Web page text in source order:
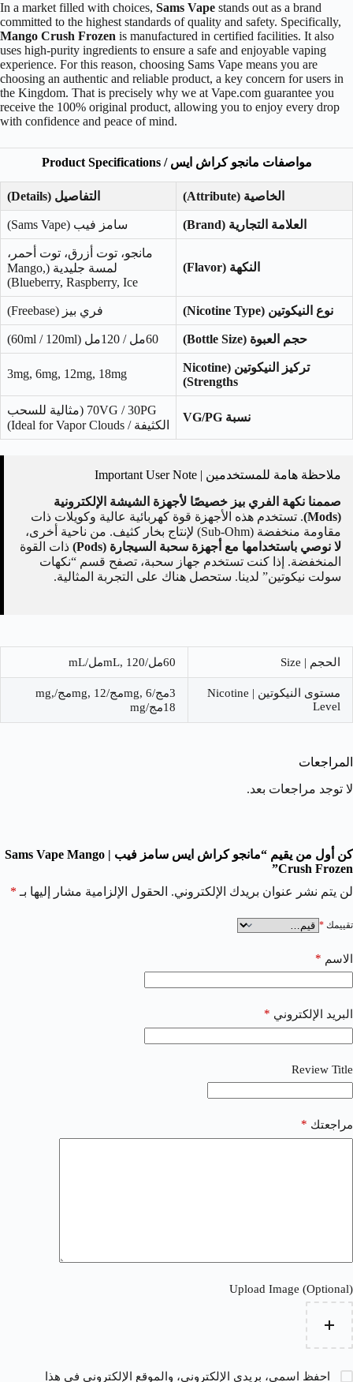
In a market filled with choices, Sams Vape stands out as a brand
committed to the highest standards of quality and safety. Specifically,
Mango Crush Frozen is manufactured in certified facilities. It also
uses high-purity ingredients to ensure a safe and enjoyable vaping
experience. For this reason, choosing Sams Vape means you are
choosing an authentic and reliable product, a key concern for users in
the Kingdom. That is precisely why we at Vape.com guarantee you
receive the 100% original product, allowing you to enjoy every drop
with confidence and peace of mind.
مواصفات مانجو كراش ايس / Product Specifications
الخاصية (Attribute) التفاصيل (Details)
العلامة التجارية (Brand) سامز فيب (Sams Vape)
النكهة (Flavor)
مانجو، توت أزرق، توت أحمر،
لمسة جليدية (Mango,
Blueberry, Raspberry, Ice)
نوع النيكوتين (Nicotine Type) فري بيز (Freebase)
حجم العبوة (Bottle Size) 60مل / 120مل (60ml / 120ml)
تركيز النيكوتين (Nicotine
Strengths)
3mg, 6mg, 12mg, 18mg
نسبة VG/PG
70VG / 30PG (مثالية للسحب
الكثيفة / Ideal for Vapor Clouds)
ملاحظة هامة للمستخدمين | Important User Note
صممنا نكهة الفري بيز خصيصًا لأجهزة الشيشة الإلكترونية
(Mods)
. تستخدم هذه الأجهزة قوة كهربائية عالية وكويلات ذات
مقاومة منخفضة (Sub-Ohm) لإنتاج بخار كثيف. من ناحية أخرى،
لا نوصي باستخدامها مع أجهزة سحبة السيجارة (Pods)
ذات القوة
المنخفضة. إذا كنت تستخدم جهاز سحبة، تصفح قسم “نكهات
سولت نيكوتين” لدينا. ستحصل هناك على التجربة المثالية.
الحجم | Size 60مل/mL, 120مل/mL
مستوى النيكوتين | Nicotine
Level
3مج/mg, 6مج/mg, 12مج/mg,
18مج/mg
المراجعات
لا توجد مراجعات بعد.
كن أول من يقيم “مانجو كراش ايس سامز فيب | Sams Vape Mango
Crush Frozen”
لن يتم نشر عنوان بريدك الإلكتروني. الحقول الإلزامية مشار إليها بـ *
تقييمك *
الاسم *
البريد الإلكتروني *
Review Title
مراجعتك *
Upload Image (Optional)
احفظ اسمي، بريدي الإلكتروني، والموقع الإلكتروني في هذا